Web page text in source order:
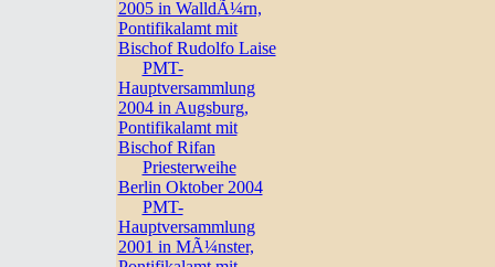
2005 in WalldÃ¼rn,
Pontifikalamt mit
Bischof Rudolfo Laise
PMT-
Hauptversammlung
2004 in Augsburg,
Pontifikalamt mit
Bischof Rifan
Priesterweihe
Berlin Oktober 2004
PMT-
Hauptversammlung
2001 in MÃ¼nster,